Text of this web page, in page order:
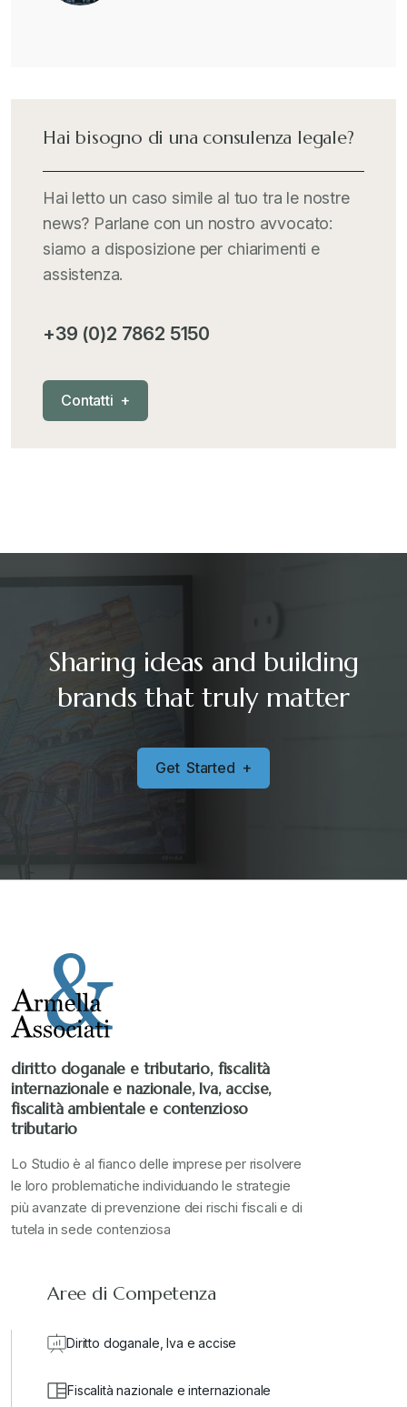
Hai bisogno di una consulenza legale?
Hai letto un caso simile al tuo tra le nostre
news? Parlane con un nostro avvocato:
siamo a disposizione per chiarimenti e
assistenza.
+39 (0)2 7862 5150
Contatti +
Sharing ideas and building
brands that truly matter
Get Started +
diritto doganale e tributario, fiscalità
internazionale e nazionale, Iva, accise,
fiscalità ambientale e contenzioso
tributario
Lo Studio è al fianco delle imprese per risolvere
le loro problematiche individuando le strategie
più avanzate di prevenzione dei rischi fiscali e di
tutela in sede contenziosa
Aree di Competenza
Diritto doganale, Iva e accise
Fiscalità nazionale e internazionale